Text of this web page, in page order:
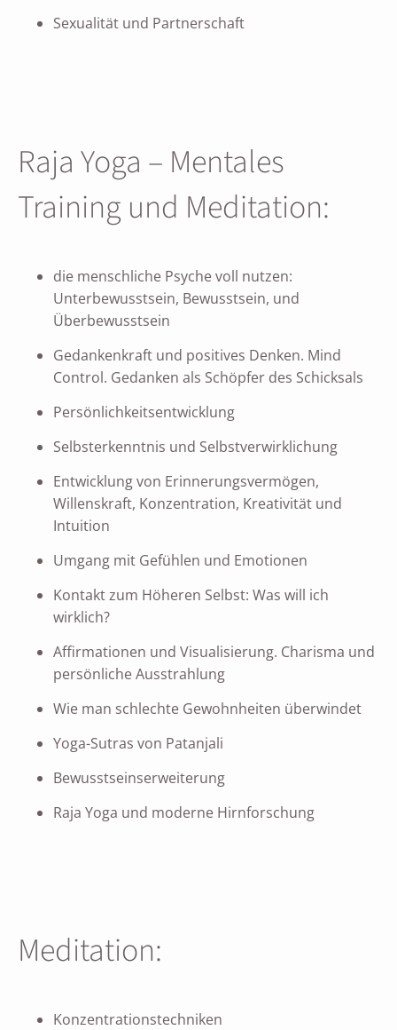
Sexualität und Partnerschaft
Raja Yoga – Mentales
Training und Meditation:
die menschliche Psyche voll nutzen:
Unterbewusstsein, Bewusstsein, und
Überbewusstsein
Gedankenkraft und positives Denken. Mind
Control. Gedanken als Schöpfer des Schicksals
Persönlichkeitsentwicklung
Selbsterkenntnis und Selbstverwirklichung
Entwicklung von Erinnerungsvermögen,
Willenskraft, Konzentration, Kreativität und
Intuition
Umgang mit Gefühlen und Emotionen
Kontakt zum Höheren Selbst: Was will ich
wirklich?
Affirmationen und Visualisierung. Charisma und
persönliche Ausstrahlung
Wie man schlechte Gewohnheiten überwindet
Yoga-Sutras von Patanjali
Bewusstseinserweiterung
Raja Yoga und moderne Hirnforschung
Meditation:
Konzentrationstechniken